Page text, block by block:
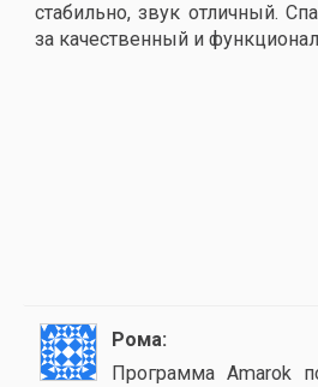
стабильно, звук отличный.
за качественный и
Рома
Программа Amarok